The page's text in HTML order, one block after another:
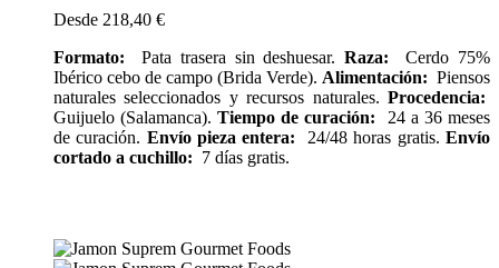
Desde 218,40 €
Formato: Pata trasera sin deshuesar. Raza: Cerdo 75%
Ibérico cebo de campo (Brida Verde). Alimentación: Piensos
naturales seleccionados y recursos naturales. Procedencia:
Guijuelo (Salamanca).Tiempo de curación: 24 a 36 meses
de curación. Envío pieza entera: 24/48 horas gratis.Envío
cortado a cuchillo: 7 días gratis.